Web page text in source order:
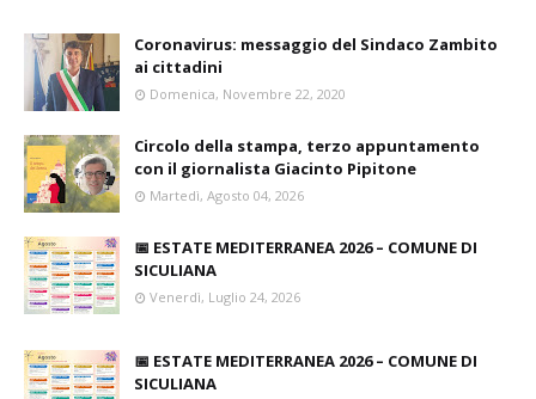
Coronavirus: messaggio del Sindaco Zambito
ai cittadini
Domenica, Novembre 22, 2020
Circolo della stampa, terzo appuntamento
con il giornalista Giacinto Pipitone
Martedì, Agosto 04, 2026
📅 ESTATE MEDITERRANEA 2026 – COMUNE DI
SICULIANA
Venerdì, Luglio 24, 2026
📅 ESTATE MEDITERRANEA 2026 – COMUNE DI
SICULIANA